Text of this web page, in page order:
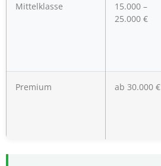
Mittelklasse
15.000 –
25.000 €
Premium ab 30.000 €